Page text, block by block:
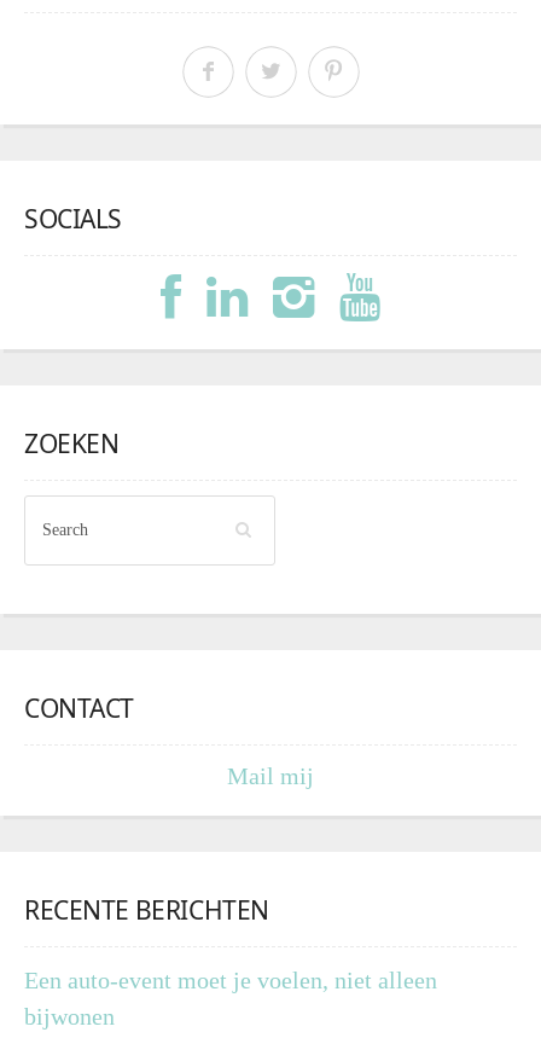
SOCIALS
ZOEKEN
CONTACT
Mail mij
RECENTE BERICHTEN
Een auto-event moet je voelen, niet alleen
bijwonen